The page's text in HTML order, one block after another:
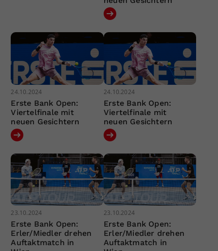
24.10.2024
Erste Bank Open:
Viertelfinale mit
neuen Gesichtern
24.10.2024
Erste Bank Open:
Viertelfinale mit
neuen Gesichtern
23.10.2024
Erste Bank Open:
Erler/Miedler drehen
Auftaktmatch in
23.10.2024
Erste Bank Open:
Erler/Miedler drehen
Auftaktmatch in